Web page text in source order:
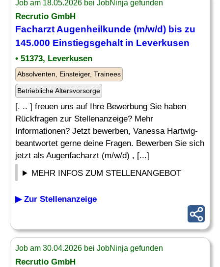
Job am 18.05.2026 bei JobNinja gefunden
Recrutio GmbH
Facharzt Augenheilkunde (m/w/d) bis zu
145.000 Einstiegsgehalt in Leverkusen
• 51373, Leverkusen
Absolventen, Einsteiger, Trainees
Betriebliche Altersvorsorge
[. .. ] freuen uns auf Ihre Bewerbung Sie haben
Rückfragen zur Stellenanzeige? Mehr
Informationen? Jetzt bewerben, Vanessa Hartwig-
beantwortet gerne deine Fragen. Bewerben Sie sich
jetzt als Augenfacharzt (m/w/d) , [...]
MEHR INFOS ZUM STELLENANGEBOT
▶ Zur Stellenanzeige
Job am 30.04.2026 bei JobNinja gefunden
Recrutio GmbH